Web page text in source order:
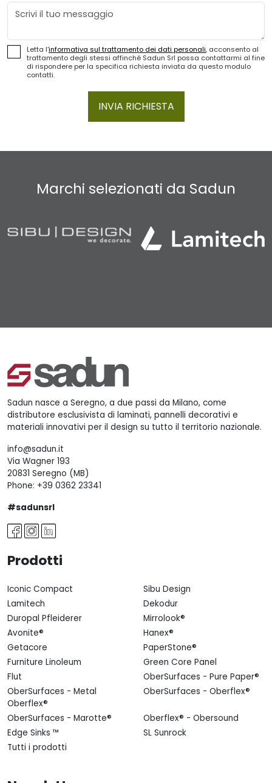
Messaggio
Letta l'informativa sul trattamento dei dati personali, acconsento al
trattamento degli stessi affinché Sadun Srl possa contattarmi al fine
di rispondere per la specifica richiesta inviata da questo modulo
contatti.
INVIA RICHIESTA
Marchi selezionati da Sadun
Sadun nasce a Seregno, a due passi da Milano, come
distributore esclusivista di laminati, pannelli decorativi e
materiali innovativi per il design su tutto il territorio nazionale.
info@sadun.it
Via Wagner 193
20831 Seregno (MB)
Phone: +39 0362 23341
#sadunsrl
Prodotti
Iconic Compact
Sibu Design
Lamitech
Dekodur
Duropal Pfleiderer
Mirrolook®
Avonite®
Hanex®
Getacore
PaperStone®
Furniture Linoleum
Green Core Panel
Flut
OberSurfaces - Pure Paper®
OberSurfaces - Metal
Oberflex®
OberSurfaces - Oberflex®
OberSurfaces - Marotte®
Oberflex® - Obersound
Edge Sinks ™
SL Sunrock
Tutti i prodotti